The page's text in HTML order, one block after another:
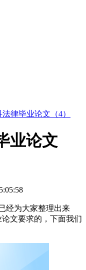
律毕业论文（4）
业论文
经为大家整理出来
文要求的，下面我们